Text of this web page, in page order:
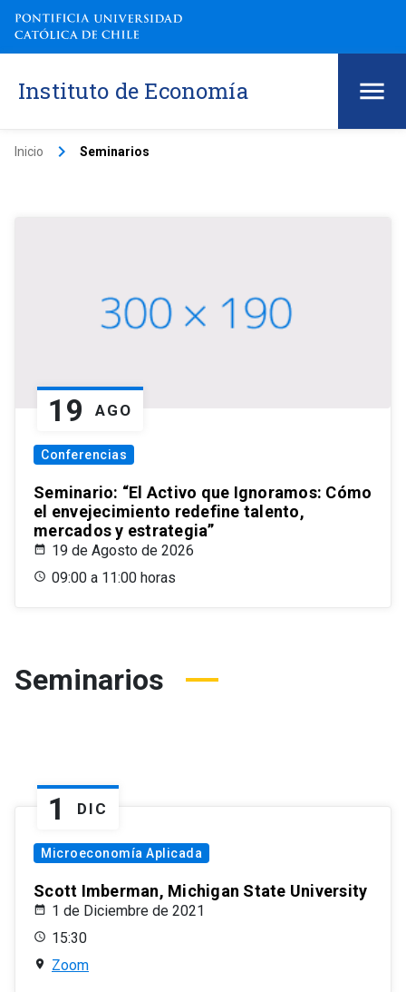
Instituto de Economía
Inicio keyboard_arrow_right Seminarios
19 AGO
Conferencias
Seminario: “El Activo que Ignoramos: Cómo
el envejecimiento redefine talento,
mercados y estrategia”
19 de Agosto de 2026
09:00 a 11:00 horas
Seminarios
1 DIC
Microeconomía Aplicada
Scott Imberman, Michigan State University
1 de Diciembre de 2021
15:30
Zoom